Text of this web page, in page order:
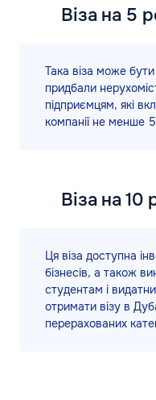
Віза на 5
Така віза може
придбали
підприємцям, які
компанії не менше
Віза на 10
Ця віза доступна
бізнесів, а також
студентам і
отримати візу в
перерахованих